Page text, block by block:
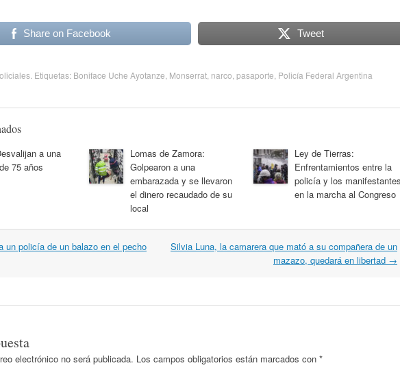
Share on Facebook Tweet
. Etiquetas: Boniface Uche Ayotanze Monserrat narco pasaporte Policía Federal Argentina
a una
75 años
Lomas de Zamora:
Golpearon a una
embarazada y se llevaron
el dinero recaudado de su
local
Ley de Tierras:
Enfrentamientos entre la
policía y los
en la marcha al Congreso
un policía de un balazo en el pecho
Silvia Luna, la camarera que mató a su compañera de un
mazazo, quedará en libertad →
electrónico no será publicada. Los campos obligatorios están marcados con *